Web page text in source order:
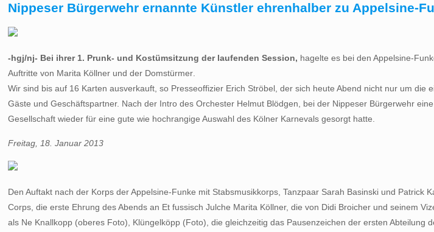
Nippeser Bürgerwehr ernannte Künstler ehrenhalber zu Appelsine-
-hgj/nj- Bei ihrer 1. Prunk- und Kostümsitzung der laufenden Session, hagelte es bei den Appelsine-
Auftritte von Marita Köllner und der Domstürmer.
Wir sind bis auf 16 Karten ausverkauft, so Presseoffizier Erich Ströbel, der sich heute Abend nicht nur um
Gäste und Geschäftspartner. Nach der Intro des Orchester Helmut Blödgen, bei der Nippeser Bürgerwehr
Gesellschaft wieder für eine gute wie hochrangige Auswahl des Kölner Karnevals gesorgt hatte.
Freitag, 18. Januar 2013
Den Auftakt nach der Korps der Appelsine-Funke mit Stabsmusikkorps, Tanzpaar Sarah Basinski und
Corps, die erste Ehrung des Abends an Et fussisch Julche Marita Köllner, die von Didi Broicher und
als Ne Knallkopp (oberes Foto), Klüngelköpp (Foto), die gleichzeitig das Pausenzeichen der ersten